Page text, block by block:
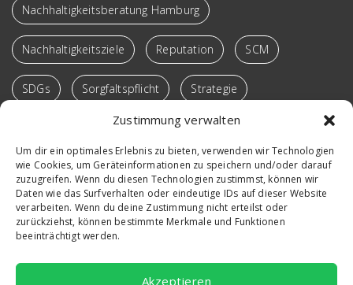
Zustimmung verwalten
Um dir ein optimales Erlebnis zu bieten, verwenden wir Technologien
wie Cookies, um Geräteinformationen zu speichern und/oder darauf
zuzugreifen. Wenn du diesen Technologien zustimmst, können wir
Daten wie das Surfverhalten oder eindeutige IDs auf dieser Website
verarbeiten. Wenn du deine Zustimmung nicht erteilst oder
zurückziehst, können bestimmte Merkmale und Funktionen
beeinträchtigt werden.
Akzeptieren
Nachhaltigkeitsberatung Hamburg
Nachhaltigkeitsziele Reputation SCM
SDGs Sorgfaltspflicht Strategie
Sustainable SCM
Verantwortung Vortrag Win-Win-Loops
Workshop